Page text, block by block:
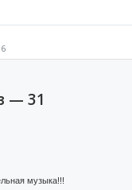
— 31
музыка!!!